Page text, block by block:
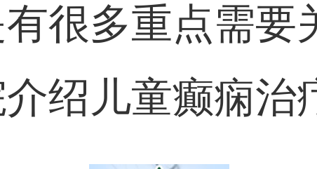
很多重点需要
绍儿童癫痫治